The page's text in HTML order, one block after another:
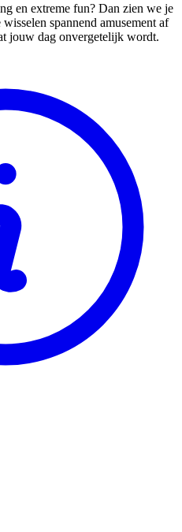
en extreme fun? Dan zien we je
spannend amusement af
jouw dag onvergetelijk wordt.